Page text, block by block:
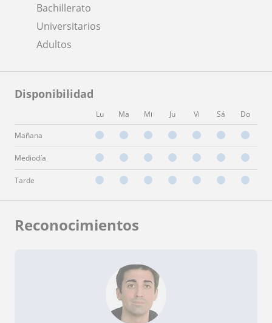
Bachillerato
Universitarios
Adultos
Disponibilidad
Lu Ma Mi Ju Vi Sá Do
Mañana
Mediodía
Tarde
Reconocimientos